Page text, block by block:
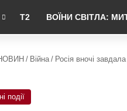
Т2 ВОЇНИ СВІТЛА:
/ Війна / Росія вночі
події